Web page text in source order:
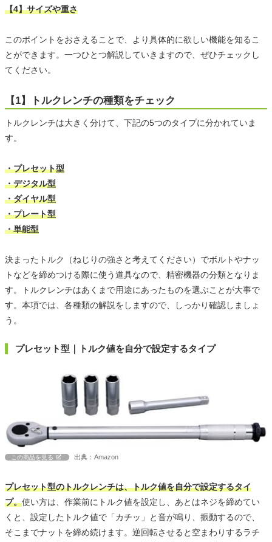
【4】サイズや重さ
このポイントをおさえることで、より具体的に欲しい機能を知るこ
とができます。一つひとつ解説していきますので、ぜひチェックし
てください。
【1】トルクレンチの種類をチェック
トルクレンチは大きく分けて、下記の5つのタイプに分かれていま
す。
・プレセット型
・デジタル型
・ダイヤル型
・プレート型
・単能型
決まったトルク（ねじりの強さと考えてください）でボルトやナッ
トなどを締めつける際に使う道具なので、精密機器の分類となりま
す。トルクレンチはあくまで用途にあったものを選ぶことが大事で
す。本項では、各種類の解説をしますので、しっかり確認しましょ
う。
プレセット型｜トルク値を自分で設定するタイプ
この商品を見る 出典：Amazon
プレセット型のトルクレンチは、トルク値を自分で設定するタイ
プ。使い方は、作業前にトルク値を設定し、あとはネジを締めてい
くと、設定したトルク値で「カチッ」と音が鳴り、振動するので、
そこまでナットを締め続けます。逆回転させると空まわりするラチ